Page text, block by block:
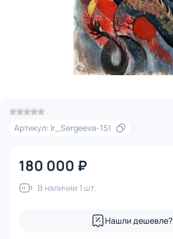
Артикул: Ir_Sergeeva-151
180 000 ₽
В наличии 1 шт.
Нашли дешевле?